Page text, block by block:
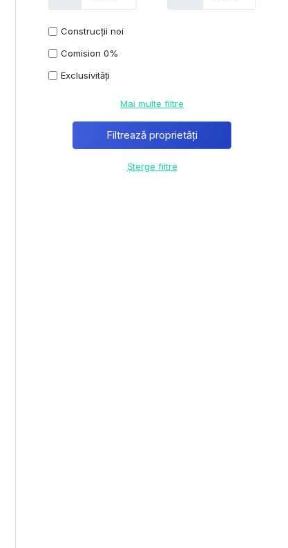
Construcții noi
Comision 0%
Exclusivități
Mai multe filtre
Șterge filtre